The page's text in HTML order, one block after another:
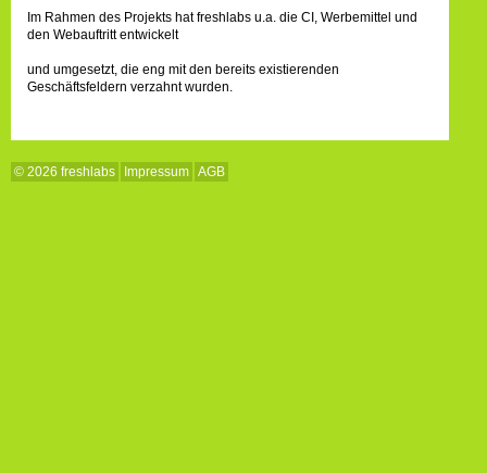
Im Rahmen des Projekts hat freshlabs u.a. die CI, Werbemittel und
den Webauftritt entwickelt
und umgesetzt, die eng mit den bereits existierenden
Geschäftsfeldern verzahnt wurden.
© 2026 freshlabs Impressum AGB